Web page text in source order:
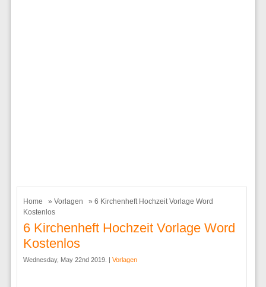
Home » Vorlagen
» 6 Kirchenheft Hochzeit Vorlage Word
Kostenlos
6 Kirchenheft Hochzeit Vorlage Word
Kostenlos
Wednesday, May 22nd 2019. | Vorlagen